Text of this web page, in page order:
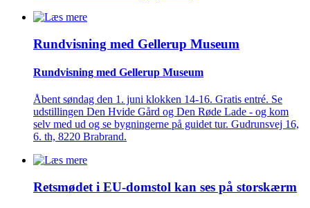
Rundvisning med Gellerup Museum
Rundvisning med Gellerup Museum
Åbent søndag den 1. juni klokken 14-16. Gratis entré. Se
udstillingen Den Hvide Gård og Den Røde Lade - og kom
selv med ud og se bygningerne på guidet tur. Gudrunsvej 16,
6. th, 8220 Brabrand.
Retsmødet i EU-domstol kan ses på storskærm